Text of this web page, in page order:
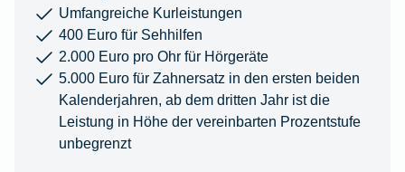
Umfangreiche Kurleistungen
400 Euro für Sehhilfen
2.000 Euro pro Ohr für Hörgeräte
5.000 Euro für Zahnersatz in den ersten beiden
Kalenderjahren, ab dem dritten Jahr ist die
Leistung in Höhe der vereinbarten Prozentstufe
unbegrenzt